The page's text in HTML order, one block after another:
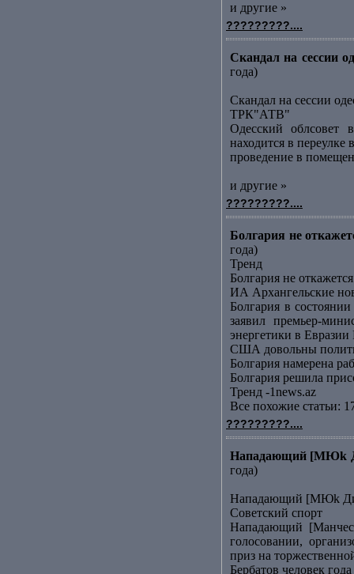
и другие »
?????????....
Скандал на сессии
года)
Скандал на сессии
ТРК"АТВ"
Одесский облсовет
находится в
проведение в
и другие »
?????????....
Болгария не
года)
Тренд
Болгария не
ИА Архангельские
Болгария в
заявил премьер-
энергетики в
США довольны
Болгария намерена
Болгария решила
Тренд -1news.az
Все похожие статьи:
?????????....
Нападающий [МЮk
года)
Нападающий [МЮk
Советский спорт
Нападающий
голосовании,
приз на
Бербатов человек